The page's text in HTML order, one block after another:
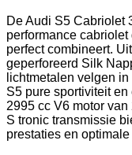
De Audi S5 Cabriolet
performance
perfect combineert.
geperforeerd Silk
lichtmetalen velgen
S5 pure sportiviteit
2995 cc V6 motor
S tronic transmissie
prestaties en